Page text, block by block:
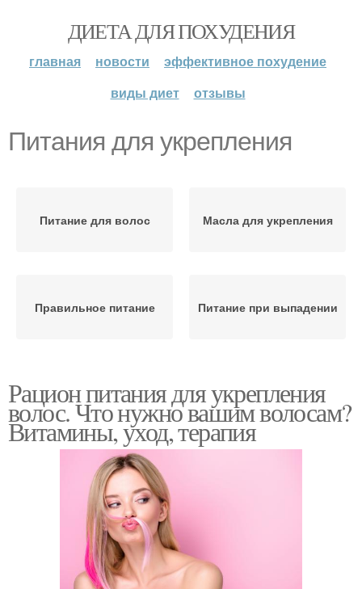
ДИЕТА ДЛЯ ПОХУДЕНИЯ
главная новости
эффективное похудение
виды диет
отзывы
Питания для укрепления
Питание для волос Масла для укрепления
Правильное питание Питание при выпадении
Рацион питания для укрепления
волос. Что нужно вашим волосам?
Витамины, уход, терапия